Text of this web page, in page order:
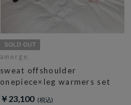
amerge.
sweat offshoulder
onepiece×leg warmers set
￥23,100